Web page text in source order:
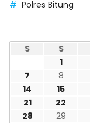
Polres Bitung
S
S
1
7
8
14
15
21
22
28
29